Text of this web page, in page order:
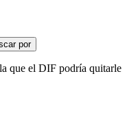
por
que el DIF podría quitarle